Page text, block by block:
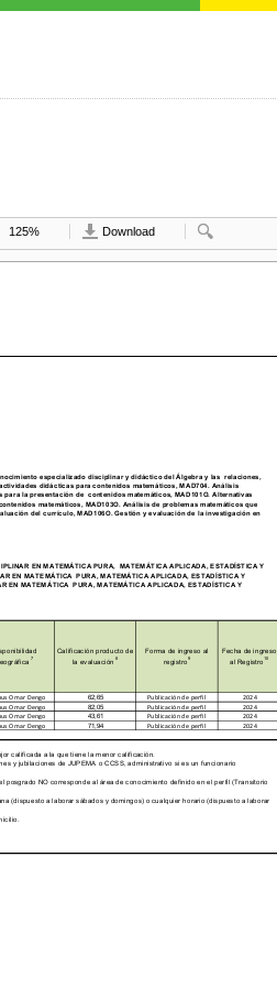
125% Download
Omar Dengo 62,65 Publicación de perfil 2024
Omar Dengo 82,05 Publicación de perfil 2024
Omar Dengo 43,61 Publicación de perfil 2024
Omar Dengo 71,94 Publicación de perfil 2024
Fecha de ingreso
al Registro 10
EN MATEMÁTICA PURA,  MATEMÁTICA APLICADA, ESTADÍSTICA Y
EN MATEMÁTICA  PURA, MATEMÁTICA APLICADA, ESTADÍSTICA Y
EN MATEMÁTICA  PURA, MATEMÁTICA APLICADA, ESTADÍSTICA Y
calificada a la que tiene la menor calificación.
y jubilaciones de JUPEMA o CCSS, administrativo si es un funcionario
NO corresponde al área de conocimiento definido en el perfil (Transitorio
especializado disciplinar y didáctico del Álgebra y las  relaciones,
didácticas para contenidos matemáticos, MAD704. Análisis
la presentación de  contenidos matemáticos, MAD101O. Alternativas
matemáticos, MAD103O. Análisis de problemas matemáticos que
del currículo, MAD106O. Gestión y evaluación de la investigación en
7
Calificación producto de
la evaluación 8
(dispuesto a laborar sábados y domingos) o cualquier horario (dispuesto a laborar
Forma de ingreso al
registro 9